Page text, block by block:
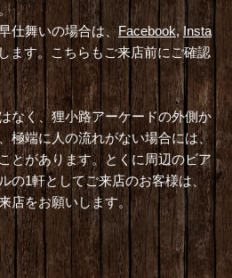
仕舞いの場合は、Facebook,Insta
ます。こちらもご来店前にご確認
く、狸小路アーケードの外側か
極端に人の流れがない場合には、
とがあります。とくに周辺のビア
の1軒としてご来店のお客様は、
店をお願いします。